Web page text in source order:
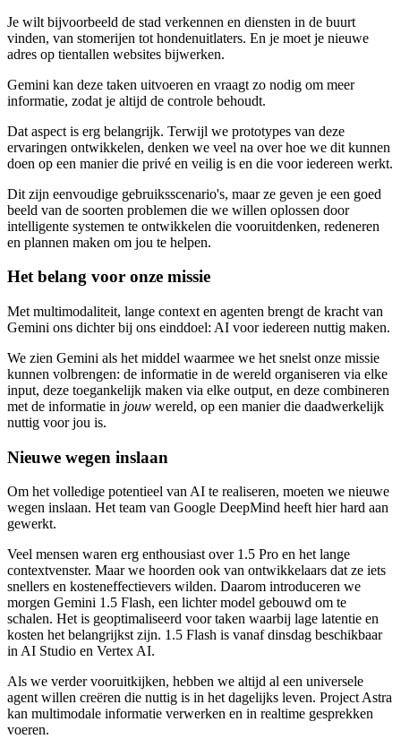
Je wilt bijvoorbeeld de stad verkennen en diensten in de buurt
vinden, van stomerijen tot hondenuitlaters. En je moet je nieuwe
adres op tientallen websites bijwerken.
Gemini kan deze taken uitvoeren en vraagt zo nodig om meer
informatie, zodat je altijd de controle behoudt.
Dat aspect is erg belangrijk. Terwijl we prototypes van deze
ervaringen ontwikkelen, denken we veel na over hoe we dit kunnen
doen op een manier die privé en veilig is en die voor iedereen werkt.
Dit zijn eenvoudige gebruiksscenario's, maar ze geven je een goed
beeld van de soorten problemen die we willen oplossen door
intelligente systemen te ontwikkelen die vooruitdenken, redeneren
en plannen maken om jou te helpen.
Het belang voor onze missie
Met multimodaliteit, lange context en agenten brengt de kracht van
Gemini ons dichter bij ons einddoel: AI voor iedereen nuttig maken.
We zien Gemini als het middel waarmee we het snelst onze missie
kunnen volbrengen: de informatie in de wereld organiseren via elke
input, deze toegankelijk maken via elke output, en deze combineren
met de informatie in jouw wereld, op een manier die daadwerkelijk
nuttig voor jou is.
Nieuwe wegen inslaan
Om het volledige potentieel van AI te realiseren, moeten we nieuwe
wegen inslaan. Het team van Google DeepMind heeft hier hard aan
gewerkt.
Veel mensen waren erg enthousiast over 1.5 Pro en het lange
contextvenster. Maar we hoorden ook van ontwikkelaars dat ze iets
snellers en kosteneffectievers wilden. Daarom introduceren we
morgen Gemini 1.5 Flash, een lichter model gebouwd om te
schalen. Het is geoptimaliseerd voor taken waarbij lage latentie en
kosten het belangrijkst zijn. 1.5 Flash is vanaf dinsdag beschikbaar
in AI Studio en Vertex AI.
Als we verder vooruitkijken, hebben we altijd al een universele
agent willen creëren die nuttig is in het dagelijks leven. Project Astra
kan multimodale informatie verwerken en in realtime gesprekken
voeren.